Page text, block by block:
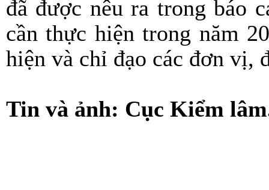
đã được nêu ra trong báo
cần thực hiện trong năm
hiện và chỉ đạo các đơn vị,
Tin và ảnh: Cục Kiểm